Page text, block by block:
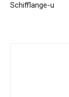
Schifflange-u